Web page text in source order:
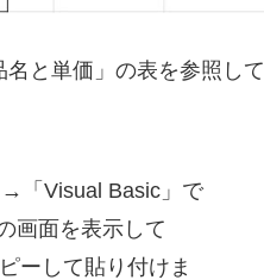
と単価」の表を参照して
「Visual Basic」で
画面を表示して
ーして貼り付けま